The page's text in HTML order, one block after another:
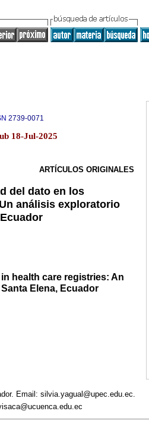
2739-0071
18-Jul-2025
ARTÍCULOS ORIGINALES
del dato en los
análisis exploratorio
health care registries: An
Elena, Ecuador
Email: silvia.yagual@upec.edu.ec.